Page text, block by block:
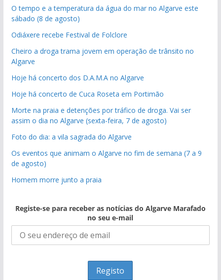
O tempo e a temperatura da água do mar no Algarve este
sábado (8 de agosto)
Odiáxere recebe Festival de Folclore
Cheiro a droga trama jovem em operação de trânsito no
Algarve
Hoje há concerto dos D.A.M.A no Algarve
Hoje há concerto de Cuca Roseta em Portimão
Morte na praia e detenções por tráfico de droga. Vai ser
assim o dia no Algarve (sexta-feira, 7 de agosto)
Foto do dia: a vila sagrada do Algarve
Os eventos que animam o Algarve no fim de semana (7 a 9
de agosto)
Homem morre junto a praia
Registe-se para receber as notícias do Algarve Marafado
no seu e-mail